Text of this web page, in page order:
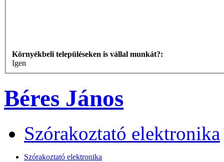
Környékbeli településeken is vállal munkát?:
Igen
Béres János
Szórakoztató elektronika
Szórakoztató elektronika